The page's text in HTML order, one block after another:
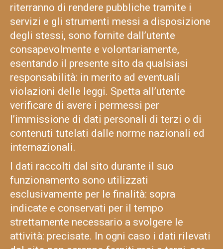
riterranno di rendere pubbliche tramite i
servizi e gli strumenti messi a disposizione
degli stessi, sono fornite dall’utente
consapevolmente e volontariamente,
esentando il presente sito da qualsiasi
responsabilità: in merito ad eventuali
violazioni delle leggi. Spetta all’utente
verificare di avere i permessi per
l’immissione di dati personali di terzi o di
contenuti tutelati dalle norme nazionali ed
internazionali.
I dati raccolti dal sito durante il suo
funzionamento sono utilizzati
esclusivamente per le finalità: sopra
indicate e conservati per il tempo
strettamente necessario a svolgere le
attività: precisate. In ogni caso i dati rilevati